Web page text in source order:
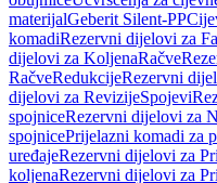
materijalGeberit Silent-PP
komadiRezervni dijelovi za
dijelovi za KoljenaRačve
RačveRedukcijeRezervni
dijelovi za RevizijeSpojevi
spojniceRezervni dijelovi za
spojnicePrijelazni komadi za
uređajeRezervni dijelovi za
koljenaRezervni dijelovi za